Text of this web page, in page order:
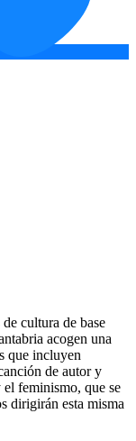
cultura de base
acogen una
que incluyen
de autor y
el feminismo, que se
dirigirán esta misma